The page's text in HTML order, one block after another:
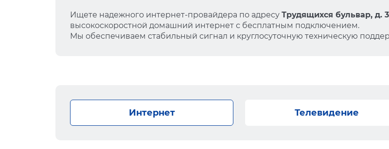
Ищете надежного интернет-провайдера по адресу Трудящихся бульвар, д.
высокоскоростной домашний интернет с бесплатным подключением.
Мы обеспечиваем стабильный сигнал и круглосуточную техническую
Интернет Телевидение